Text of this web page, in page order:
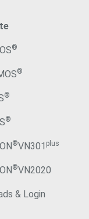
®
®
®
®
®VN301 plus
®VN2020
& Login